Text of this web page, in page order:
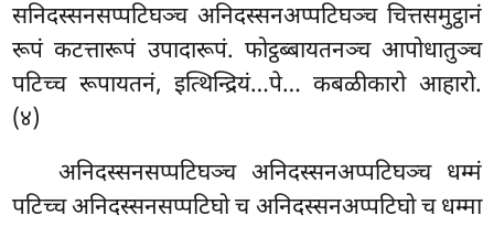
सनिदस्सनसप्पटिघञ्च अनिदस्सनअप्पटिघञ्च चित्तसमुट्ठानं
रूपं कटत्तारूपं उपादारूपं. फोट्ठब्बायतनञ्च आपोधातुञ्च
पटिच्च रूपायतनं, इत्थिन्द्रियं…पे… कबळीकारो आहारो.
(४)
अनिदस्सनसप्पटिघञ्च अनिदस्सनअप्पटिघञ्च धम्मं
पटिच्च अनिदस्सनसप्पटिघो च अनिदस्सनअप्पटिघो च धम्मा